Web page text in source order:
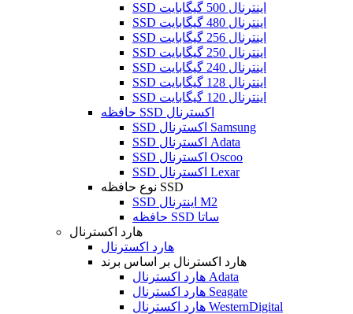
SSD اینترنال 500 گیگابایت
SSD اینترنال 480 گیگابایت
SSD اینترنال 256 گیگابایت
SSD اینترنال 250 گیگابایت
SSD اینترنال 240 گیگابایت
SSD اینترنال 128 گیگابایت
SSD اینترنال 120 گیگابایت
حافظه SSD اکسترنال
SSD اکسترنال Samsung
SSD اکسترنال Adata
SSD اکسترنال Oscoo
SSD اکسترنال Lexar
نوع حافظه SSD
SSD اینترنال M2
حافظه SSD ساتا
هارد اکسترنال
هارد اکسترنال
هارد اکسترنال بر اساس برند
هارد اکسترنال Adata
هارد اکسترنال Seagate
هارد اکسترنال WesternDigital